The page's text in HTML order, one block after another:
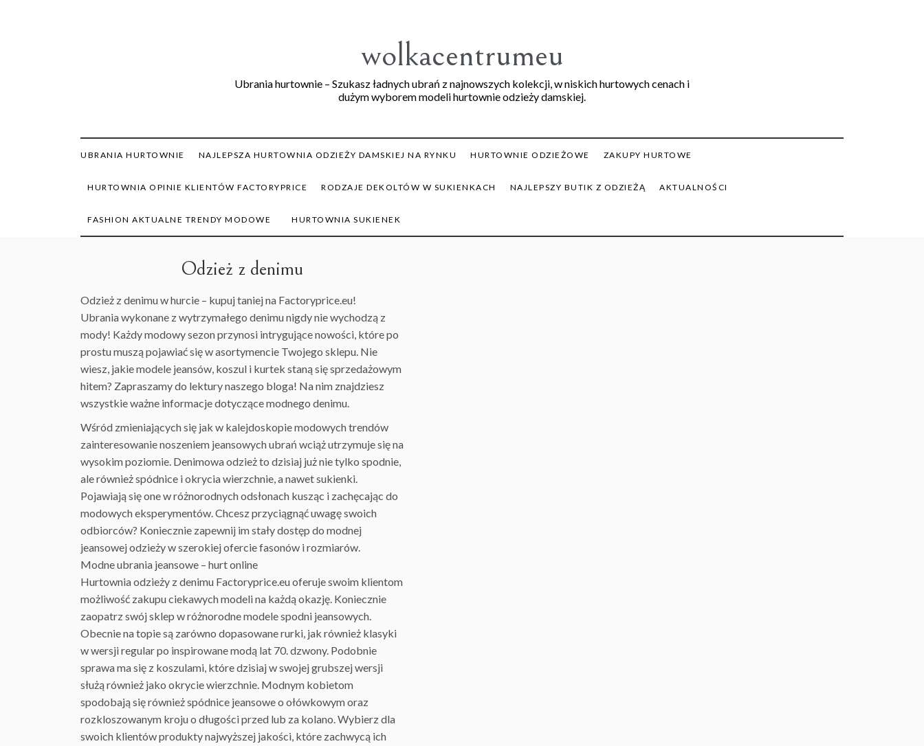
wolkacentrumeu
Ubrania hurtownie – Szukasz ładnych ubrań z najnowszych kolekcji, w niskich hurtowych cenach i
dużym wyborem modeli hurtownie odzieży damskiej.
UBRANIA HURTOWNIE NAJLEPSZA HURTOWNIA ODZIEŻY DAMSKIEJ NA RYNKU HURTOWNIE ODZIEŻOWE ZAKUPY HURTOWE
HURTOWNIA OPINIE KLIENTÓW FACTORYPRICE RODZAJE DEKOLTÓW W SUKIENKACH NAJLEPSZY BUTIK Z ODZIEŻĄ AKTUALNOŚCI
FASHION AKTUALNE TRENDY MODOWE HURTOWNIA SUKIENEK
Odzież z denimu
Odzież z denimu w hurcie – kupuj taniej na Factoryprice.eu!
Ubraniawykonane z wytrzymałego denimu nigdy nie wychodzą z
mody! Każdy modowy sezon przynosi intrygujące nowości, które po
prostu muszą pojawiać się w asortymencie Twojego sklepu. Nie
wiesz, jakie modele jeansów, koszul i kurtek staną się sprzedażowym
hitem? Zapraszamy do lektury naszego bloga! Na nim znajdziesz
wszystkie ważne informacje dotyczące modnego denimu.
Wśród zmieniających się jak w kalejdoskopie modowych trendów
zainteresowanie noszeniem jeansowych ubrań wciąż utrzymuje się na
wysokim poziomie. Denimowa odzież to dzisiaj już nie tylko spodnie,
ale również spódnice i okrycia wierzchnie, a nawetsukienki.
Pojawiają się one w różnorodnych odsłonach kusząc i zachęcając do
modowych eksperymentów. Chcesz przyciągnąć uwagę swoich
odbiorców? Koniecznie zapewnij im stały dostęp do modnej
jeansowej odzieży w szerokiej ofercie fasonów i rozmiarów.
Modne ubrania jeansowe – hurt online
Hurtowniaodzieży z denimu Factoryprice.eu oferuje swoim klientom
możliwość zakupu ciekawych modeli na każdą okazję. Koniecznie
zaopatrz swójsklep w różnorodne modele spodni jeansowych.
Obecnie na topie są zarówno dopasowane rurki, jak również klasyki
w wersji regular po inspirowane modą lat 70. dzwony. Podobnie
sprawa ma się z koszulami, które dzisiaj w swojej grubszej wersji
służą również jako okrycie wierzchnie. Modnym kobietom
spodobają się również spódnice jeansowe o ołówkowym oraz
rozkloszowanym kroju o długości przed lub za kolano. Wybierz dla
swoich klientów produkty najwyższej jakości, które zachwycą ich